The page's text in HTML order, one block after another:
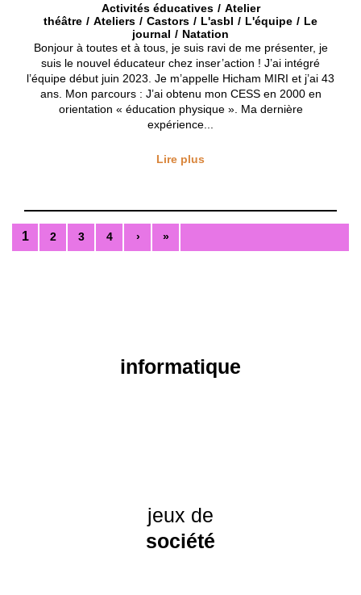
informatique
jeux de
société
Activités éducatives
Atelier
théâtre
Ateliers Castors L'asbl L'équipe
Le
journal
Natation
Bonjour à toutes et à tous, je suis ravi de me présenter, je
suis le nouvel éducateur chez inser’action ! J’ai intégré
l’équipe début juin 2023. Je m’appelle Hicham MIRI et j’ai 43
ans. Mon parcours : J’ai obtenu mon CESS en 2000 en
orientation « éducation physique ». Ma dernière
expérience...
Lire plus
1 2 3 4 › »